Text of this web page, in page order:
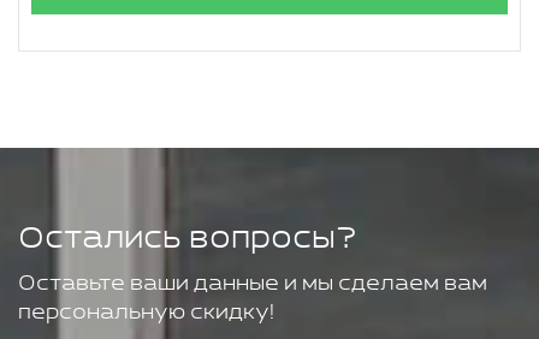
Остались вопросы?
Оставьте ваши данные и мы сделаем вам
персональную скидку!